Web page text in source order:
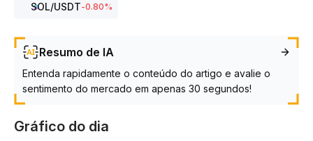
SOL/USDT-0.80%
Resumo de IA
Entenda rapidamente o conteúdo do artigo e avalie o
sentimento do mercado em apenas 30 segundos!
Gráfico do dia